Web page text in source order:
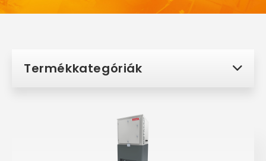
Termékkategóriák